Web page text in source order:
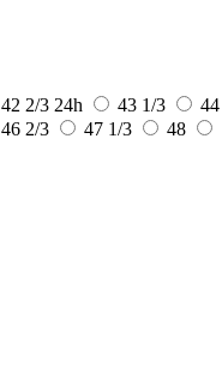
42 2/3 24h 43 1/3
44
46 2/3 47 1/3
48